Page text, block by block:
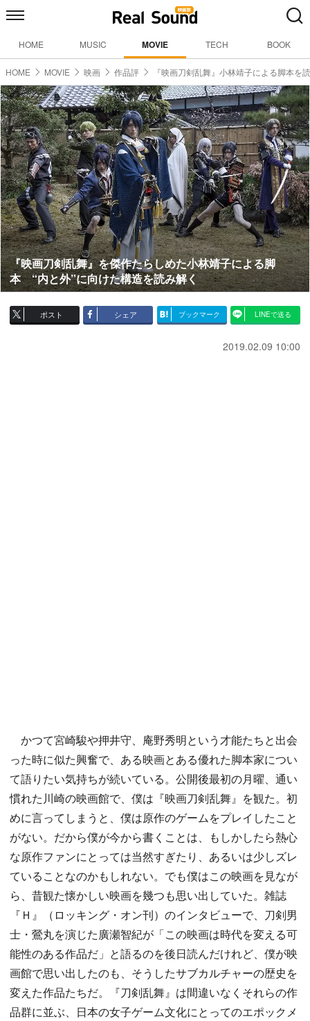
HOME MUSIC MOVIE TECH BOOK
HOME MOVIE 映画 作品評 『映画刀剣乱舞』小林靖子による脚本を
『映画刀剣乱舞』を傑作たらしめた小林靖子による脚
本 “内と外”に向けた構造を読み解く
ポスト シェア ブックマーク LINEで送る
2019.02.09 10:00
かつて宮崎駿や押井守、庵野秀明という才能たちと出会
った時に似た興奮で、ある映画とある優れた脚本家につい
て語りたい気持ちが続いている。公開後最初の月曜、通い
慣れた川崎の映画館で、僕は『映画刀剣乱舞』を観た。初
めに言ってしまうと、僕は原作のゲームをプレイしたこと
がない。だから僕が今から書くことは、もしかしたら熱心
な原作ファンにとっては当然すぎたり、あるいは少しズレ
ていることなのかもしれない。でも僕はこの映画を見なが
ら、昔観た懐かしい映画を幾つも思い出していた。雑誌
『Ｈ』（ロッキング・オン刊）のインタビューで、刀剣男
士・鶯丸を演じた廣瀬智紀が「この映画は時代を変える可
能性のある作品だ」と語るのを後日読んだけれど、僕が映
画館で思い出したのも、そうしたサブカルチャーの歴史を
変えた作品たちだ。『刀剣乱舞』は間違いなくそれらの作
品群に並ぶ、日本の女子ゲーム文化にとってのエポックメ